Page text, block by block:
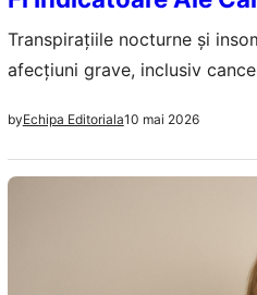
Transpirațiile nocturne și
afecțiuni grave, inclusiv
byEchipa Editoriala10 mai 2026